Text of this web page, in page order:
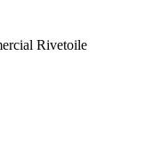
Rivetoile